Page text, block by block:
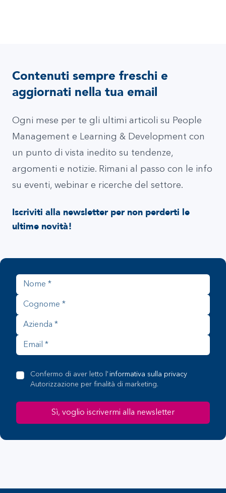
Contenuti sempre freschi e
aggiornati nella tua email
Ogni mese per te gli ultimi articoli su People
Management e Learning & Development con
un punto di vista inedito su tendenze,
argomenti e notizie. Rimani al passo con le info
su eventi, webinar e ricerche del settore.
Iscriviti alla newsletter per non perderti le
ultime novità!
Nome
Cognome
Azienda
Indirizzo email
Confermo di aver letto l' informativa sulla privacy
Autorizzazione per finalità di marketing.
Sì, voglio iscrivermi alla newsletter